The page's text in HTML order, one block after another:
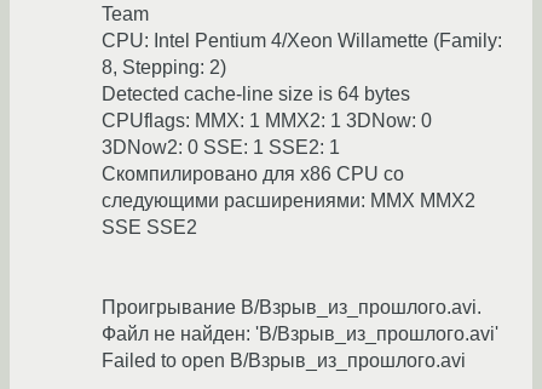
Team
CPU: Intel Pentium 4/Xeon Willamette (Family:
8, Stepping: 2)
Detected cache-line size is 64 bytes
CPUflags: MMX: 1 MMX2: 1 3DNow: 0
3DNow2: 0 SSE: 1 SSE2: 1
Скомпилировано для x86 CPU со
следующими расширениями: MMX MMX2
SSE SSE2
Проигрывание В/Взрыв_из_прошлого.avi.
Файл не найден: 'В/Взрыв_из_прошлого.avi'
Failed to open В/Взрыв_из_прошлого.avi